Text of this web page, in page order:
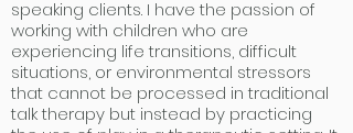
speaking clients. I have the passion of
working with children who are
experiencing life transitions, difficult
situations, or environmental stressors
that cannot be processed in traditional
talk therapy but instead by practicing